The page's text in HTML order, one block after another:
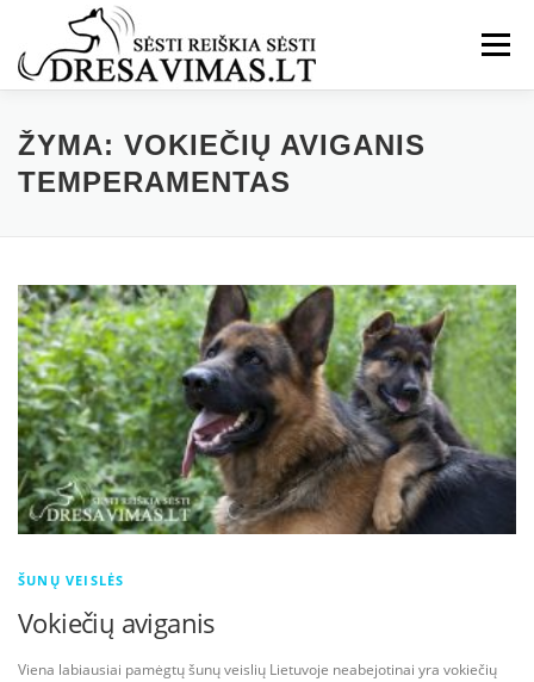
turinio
Meniu
ŽYMA: VOKIEČIŲ AVIGANIS
TEMPERAMENTAS
ŠUNŲ VEISLĖS
Vokiečių aviganis
Viena labiausiai pamėgtų šunų veislių Lietuvoje neabejotinai yra vokiečių